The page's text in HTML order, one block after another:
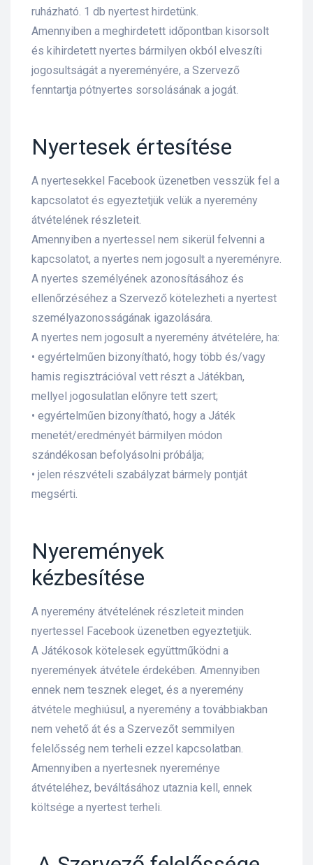
ruházható. 1 db nyertest hirdetünk.
Amennyiben a meghirdetett időpontban kisorsolt
és kihirdetett nyertes bármilyen okból elveszíti
jogosultságát a nyereményére, a Szervező
fenntartja pótnyertes sorsolásának a jogát.
Nyertesek értesítése
A nyertesekkel Facebook üzenetben vesszük fel a
kapcsolatot és egyeztetjük velük a nyeremény
átvételének részleteit.
Amennyiben a nyertessel nem sikerül felvenni a
kapcsolatot, a nyertes nem jogosult a nyereményre.
A nyertes személyének azonosításához és
ellenőrzéséhez a Szervező kötelezheti a nyertest
személyazonosságának igazolására.
A nyertes nem jogosult a nyeremény átvételére, ha:
• egyértelműen bizonyítható, hogy több és/vagy
hamis regisztrációval vett részt a Játékban,
mellyel jogosulatlan előnyre tett szert;
• egyértelműen bizonyítható, hogy a Játék
menetét/eredményét bármilyen módon
szándékosan befolyásolni próbálja;
• jelen részvételi szabályzat bármely pontját
megsérti.
Nyeremények
kézbesítése
A nyeremény átvételének részleteit minden
nyertessel Facebook üzenetben egyeztetjük.
A Játékosok kötelesek együttműködni a
nyeremények átvétele érdekében. Amennyiben
ennek nem tesznek eleget, és a nyeremény
átvétele meghiúsul, a nyeremény a továbbiakban
nem vehető át és a Szervezőt semmilyen
felelősség nem terheli ezzel kapcsolatban.
Amennyiben a nyertesnek nyereménye
átvételéhez, beváltásához utaznia kell, ennek
költsége a nyertest terheli.